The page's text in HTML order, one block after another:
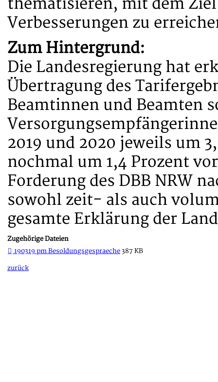
thematisieren, mit dem
Verbesserungen zu
Zum Hintergrund:
Die Landesregierung hat
Übertragung des
Beamtinnen und Beamten
2019 und 2020 jeweils um
nochmal um 1,4 Prozent
Forderung des DBB NRW
sowohl zeit- als auch
gesamte Erklärung der
Zugehörige Dateien
190319 pm Besoldungsgespraeche387 KB
zurück